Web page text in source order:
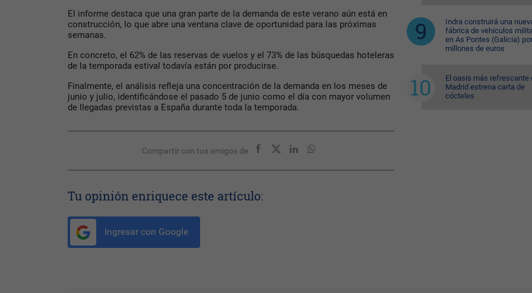
El informe destaca que una gran parte de la demanda de este verano aún está en
construcción, lo que abre una ventana clave de oportunidad para las próximas
semanas.
En concreto, el 62% de las reservas de vuelos y el 73% de las búsquedas hoteleras
de la temporada estival todavía están por producirse.
Finalmente, el análisis refleja una concentración de la demanda en los meses de
junio y julio, identificándose el pasado 5 de junio como el día con mayor volumen
de llegadas previstas a España durante toda la temporada.
Compartir con tus amigos de
Tu opinión enriquece este artículo:
Ingresar con Google
Indra construirá una
fábrica de vehículos
en As Pontes (Galicia)
millones de euros
El oasis más refrescante
Madrid estrena carta de
cócteles